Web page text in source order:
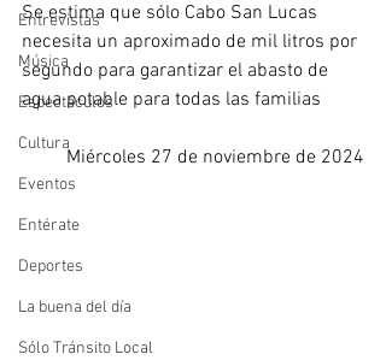
Entrevistas
Música
Espectáculos
Cultura
Eventos
Entérate
Deportes
La buena del día
Sólo Tránsito Local
Se estima que sólo Cabo San Lucas
necesita un aproximado de mil litros por
segundo para garantizar el abasto de
agua potable para todas las familias
Miércoles 27 de noviembre de 2024